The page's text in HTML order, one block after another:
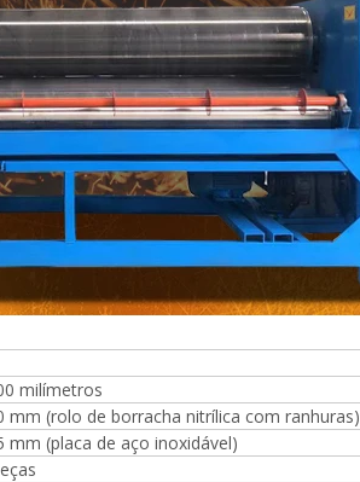
milímetros
mm (rolo de borracha nitrílica com ranhuras)
mm (placa de aço inoxidável)